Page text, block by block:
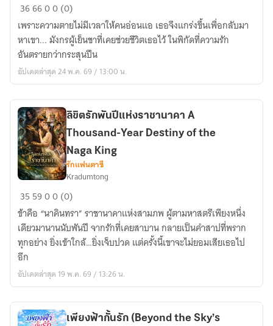
เปลี่ยน
ใจ
พิกัด
หัวใจ
มังกร
(Battlefield
of
the
Heart:
The
Dragon’s
Coordinates)
366600 (0)
เพราะความตายไม่มีเวลาให้คนอ่อนแอ เธอจึงแกร่งขึ้นเพื่อกลับมา
หาเขา... มังกรผู้เย็นชาที่เคยช่วยชีวิตเธอไว้ ในพิกัดที่ความรัก
อันตรายกว่ากระสุนปืน
อัปเดตล่าสุด 24 พ.ค. 69 / 13:00 น.
รัก
พันปี
แห่ง
ราชา
นาคา
A
Thousand-
Year
Destiny
ลิขิตรักพันปีแห่งราชานาคา A
Thousand-Year Destiny of the
Naga King
รักแฟนตาซี
Kradumtong
35 5900 (0)
ข้าคือ “นาคินทรา” ราชานาคาแห่งสามภพ ผู้ตามหาสตรีเพียงหนึ่ง
เดียวมานานนับพันปี จากรักที่เคยสาบาน กลายเป็นคำสาปที่พราก
ทุกอย่าง ยิ่งเข้าใกล้…ยิ่งเจ็บปวด แต่ครั้งนี้เขาจะไม่ยอมเสียเธอไป
อีก
อัปเดตล่าสุด 19 พ.ค. 69 / 13:26 น.
เพียงฟ้ากั้นรัก (Beyond the Sky’s